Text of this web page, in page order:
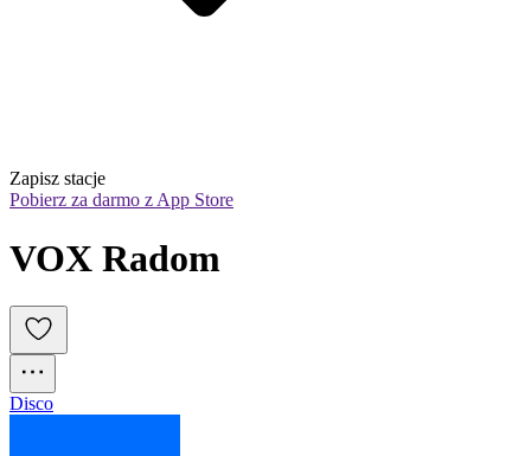
Zapisz stacje
Pobierz za darmo z App Store
VOX Radom
Disco